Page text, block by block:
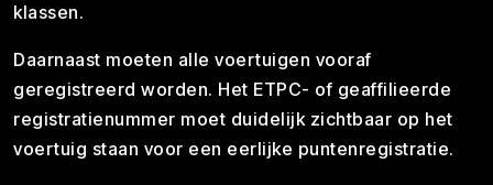
klassen.
Daarnaast moeten alle voertuigen vooraf
geregistreerd worden. Het ETPC- of geaffilieerde
registratienummer moet duidelijk zichtbaar op het
voertuig staan voor een eerlijke puntenregistratie.